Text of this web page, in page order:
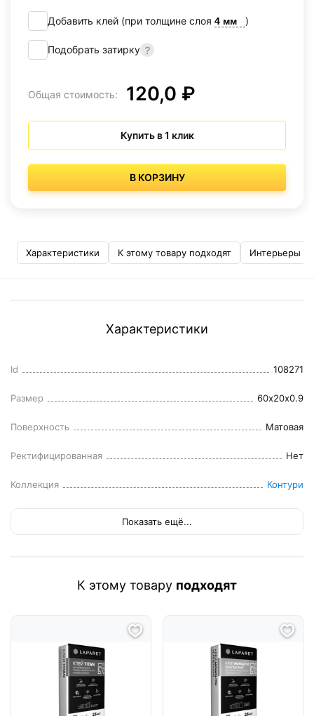
Добавить клей (при толщине слоя )
Подобрать затирку
Общая стоимость: 120,0 ₽
Купить в 1 клик
В КОРЗИНУ
Характеристики К этому товару подходят Интерьеры
Характеристики
Id 108271
Размер 60x20x0.9
Поверхность Матовая
Ректифицированная Нет
Коллекция Контури
Показать ещё...
К этому товару подходят